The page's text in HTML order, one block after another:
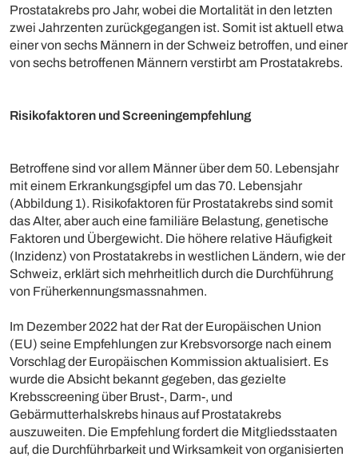
Prostatakrebs pro Jahr, wobei die Mortalität in den letzten
zwei Jahrzenten zurückgegangen ist. Somit ist aktuell etwa
einer von sechs Männern in der Schweiz betroffen, und einer
von sechs betroffenen Männern verstirbt am Prostatakrebs.
Risikofaktoren und Screeningempfehlung
Betroffene sind vor allem Männer über dem 50. Lebensjahr
mit einem Erkrankungsgipfel um das 70. Lebensjahr
(Abbildung 1). Risikofaktoren für Prostatakrebs sind somit
das Alter, aber auch eine familiäre Belastung, genetische
Faktoren und Übergewicht. Die höhere relative Häufigkeit
(Inzidenz) von Prostatakrebs in westlichen Ländern, wie der
Schweiz, erklärt sich mehrheitlich durch die Durchführung
von Früherkennungsmassnahmen.
Im Dezember 2022 hat der Rat der Europäischen Union
(EU) seine Empfehlungen zur Krebsvorsorge nach einem
Vorschlag der Europäischen Kommission aktualisiert. Es
wurde die Absicht bekannt gegeben, das gezielte
Krebsscreening über Brust-, Darm-, und
Gebärmutterhalskrebs hinaus auf Prostatakrebs
auszuweiten. Die Empfehlung fordert die Mitgliedsstaaten
auf, die Durchführbarkeit und Wirksamkeit von organisierten